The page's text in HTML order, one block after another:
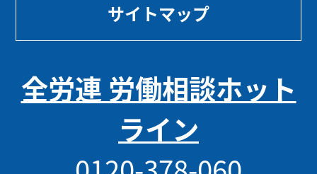
サイトマップ
全労連 労働相談ホット
ライン